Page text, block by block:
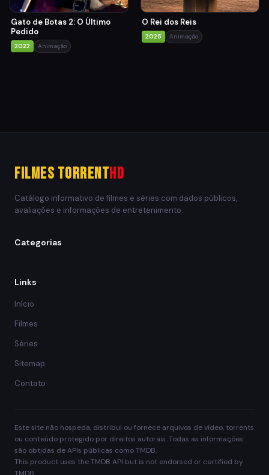
Gato de Botas 2: O Último
Pedido
2022 Animação
O Rei dos Reis
2025 Animação
Filmes TorrentHD
Catálogo informativo de filmes e séries com dados públicos,
avaliações e informações de entretenimento.
Categorias
Links
Início
Filmes
Séries
Sitemap
Contato
Este site não hospeda, distribui ou fornece arquivos de vídeo, torrents
ou conteúdo protegido por direitos autorais. Todas as informações
são obtidas de APIs públicas como TMDB.
This product uses the TMDB API but is not endorsed or certified by